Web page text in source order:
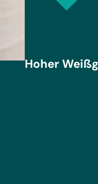
Hoher